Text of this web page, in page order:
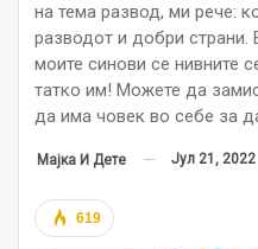
на тема развод, ми рече:
разводот и добри страни.
моите синови се нивните
татко им! Можете да
да има човек во себе за
Мајка И Дете Јул 21, 2022
619